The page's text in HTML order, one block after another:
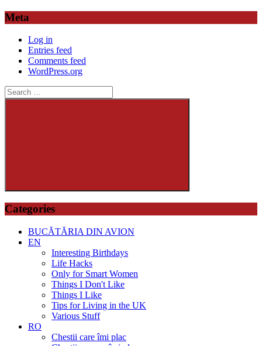
Meta
Log in
Entries feed
Comments feed
WordPress.org
Search
for:
Search
Categories
BUCĂTĂRIA DIN AVION
EN
Interesting Birthdays
Life Hacks
Only for Smart Women
Things I Don't Like
Things I Like
Tips for Living in the UK
Various Stuff
RO
Chestii care îmi plac